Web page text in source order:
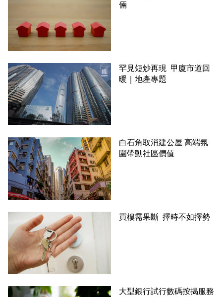
倆
罕見短炒再現 甲廈市道回
暖｜地產專題
白石角取消建公屋 高端氛
圍帶動社區價值
買樓需果斷 擇時不如擇勢
大型銀行試行數碼按揭服務